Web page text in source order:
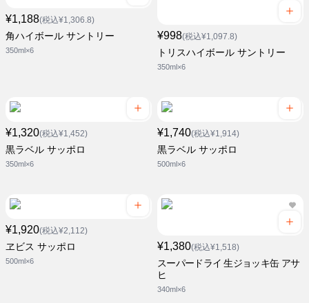
¥1,188(税込¥1,306.8)
角ハイボール サントリー
350ml×6
¥998(税込¥1,097.8)
トリスハイボール サントリー
350ml×6
¥1,320(税込¥1,452)
黒ラベル サッポロ
350ml×6
¥1,740(税込¥1,914)
黒ラベル サッポロ
500ml×6
¥1,920(税込¥2,112)
ヱビス サッポロ
500ml×6
¥1,380(税込¥1,518)
スーパードライ 生ジョッキ缶 アサ
ヒ
340ml×6